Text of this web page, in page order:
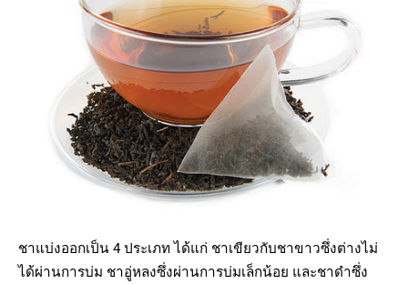
ชาแบ่งออกเป็น 4 ประเภท ได้แก่ ชาเขียวกับชาขาวซึ่งต่างไม่
ได้ผ่านการบ่ม ชาอู่หลงซึ่งผ่านการบ่มเล็กน้อย และชาดำซึ่ง